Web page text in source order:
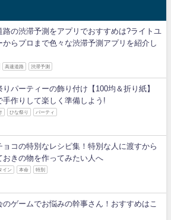
路の渋滞予測をアプリでおすすめは?ライトユ
からプロまで色々な渋滞予測アプリを紹介し
高速道路 渋滞予測
りパーティーの飾り付け【100均＆折り紙】
手作りして楽しく準備しよう!
ひな祭り パーティ
ョコの特別なレシピ集！特別な人に渡すから
おきの物を作ってみたい人へ
イン 本命 特別
のゲームでお悩みの幹事さん！おすすめはこ